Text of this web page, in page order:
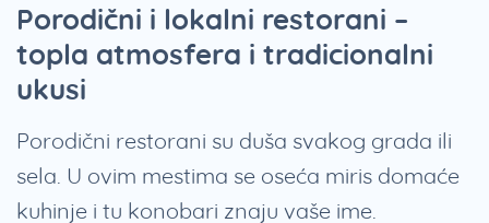
Porodični i lokalni restorani –
topla atmosfera i tradicionalni
ukusi
Porodični restorani su duša svakog grada ili
sela. U ovim mestima se oseća miris domaće
kuhinje i tu konobari znaju vaše ime.